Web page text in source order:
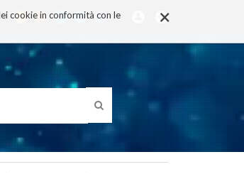
×
cookie in conformità con le